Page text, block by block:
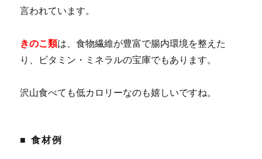
言われています。
きのこ類は、食物繊維が豊富で腸内環境を整えた
り、ビタミン・ミネラルの宝庫でもあります。
沢山食べても低カロリーなのも嬉しいですね。
■ 食材例